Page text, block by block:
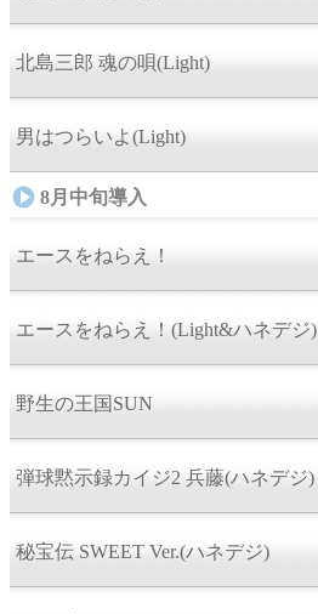
北島三郎 魂の唄(Light)
男はつらいよ(Light)
8月中旬導入
エースをねらえ！
エースをねらえ！(Light&ハネデジ)
野生の王国SUN
弾球黙示録カイジ2 兵藤(ハネデジ)
秘宝伝 SWEET Ver.(ハネデジ)